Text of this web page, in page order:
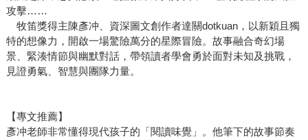
攻擊……
牧笛獎得主陳彥冲、資深圖文創作者達關dotkuan，以新穎且獨
特的想像力，開啟一場驚險萬分的星際冒險。故事融合奇幻場
景、緊湊情節與幽默對話，帶領讀者學會勇於面對未知及挑戰，
見證勇氣、智慧與團隊力量。
【專文推薦】
彥冲老師非常懂得現代孩子的「閱讀味覺」。他筆下的故事節奏